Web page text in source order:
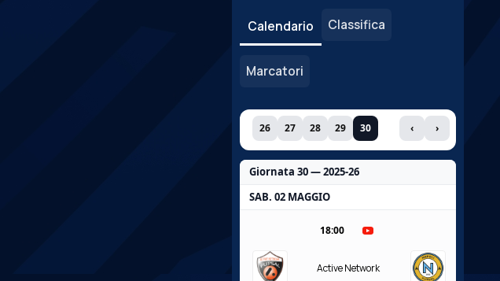
Calendario Classifica
Marcatori
26 27 28 29 30 ‹ ›
Giornata 30 — 2025-26
SAB. 02 MAGGIO
18:00
Active Network